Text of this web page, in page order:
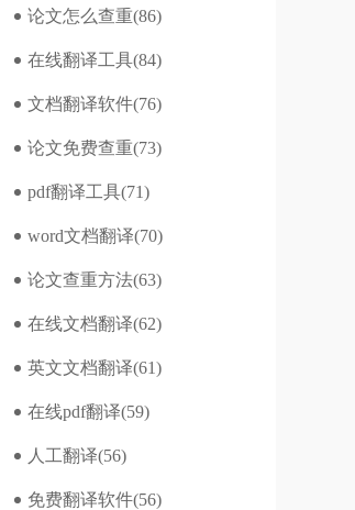
论文怎么查重(86)
在线翻译工具(84)
文档翻译软件(76)
论文免费查重(73)
pdf翻译工具(71)
word文档翻译(70)
论文查重方法(63)
在线文档翻译(62)
英文文档翻译(61)
在线pdf翻译(59)
人工翻译(56)
免费翻译软件(56)